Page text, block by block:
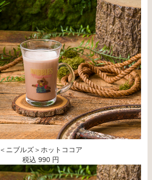
＜ニブルズ＞ホットココア
税込 990 円